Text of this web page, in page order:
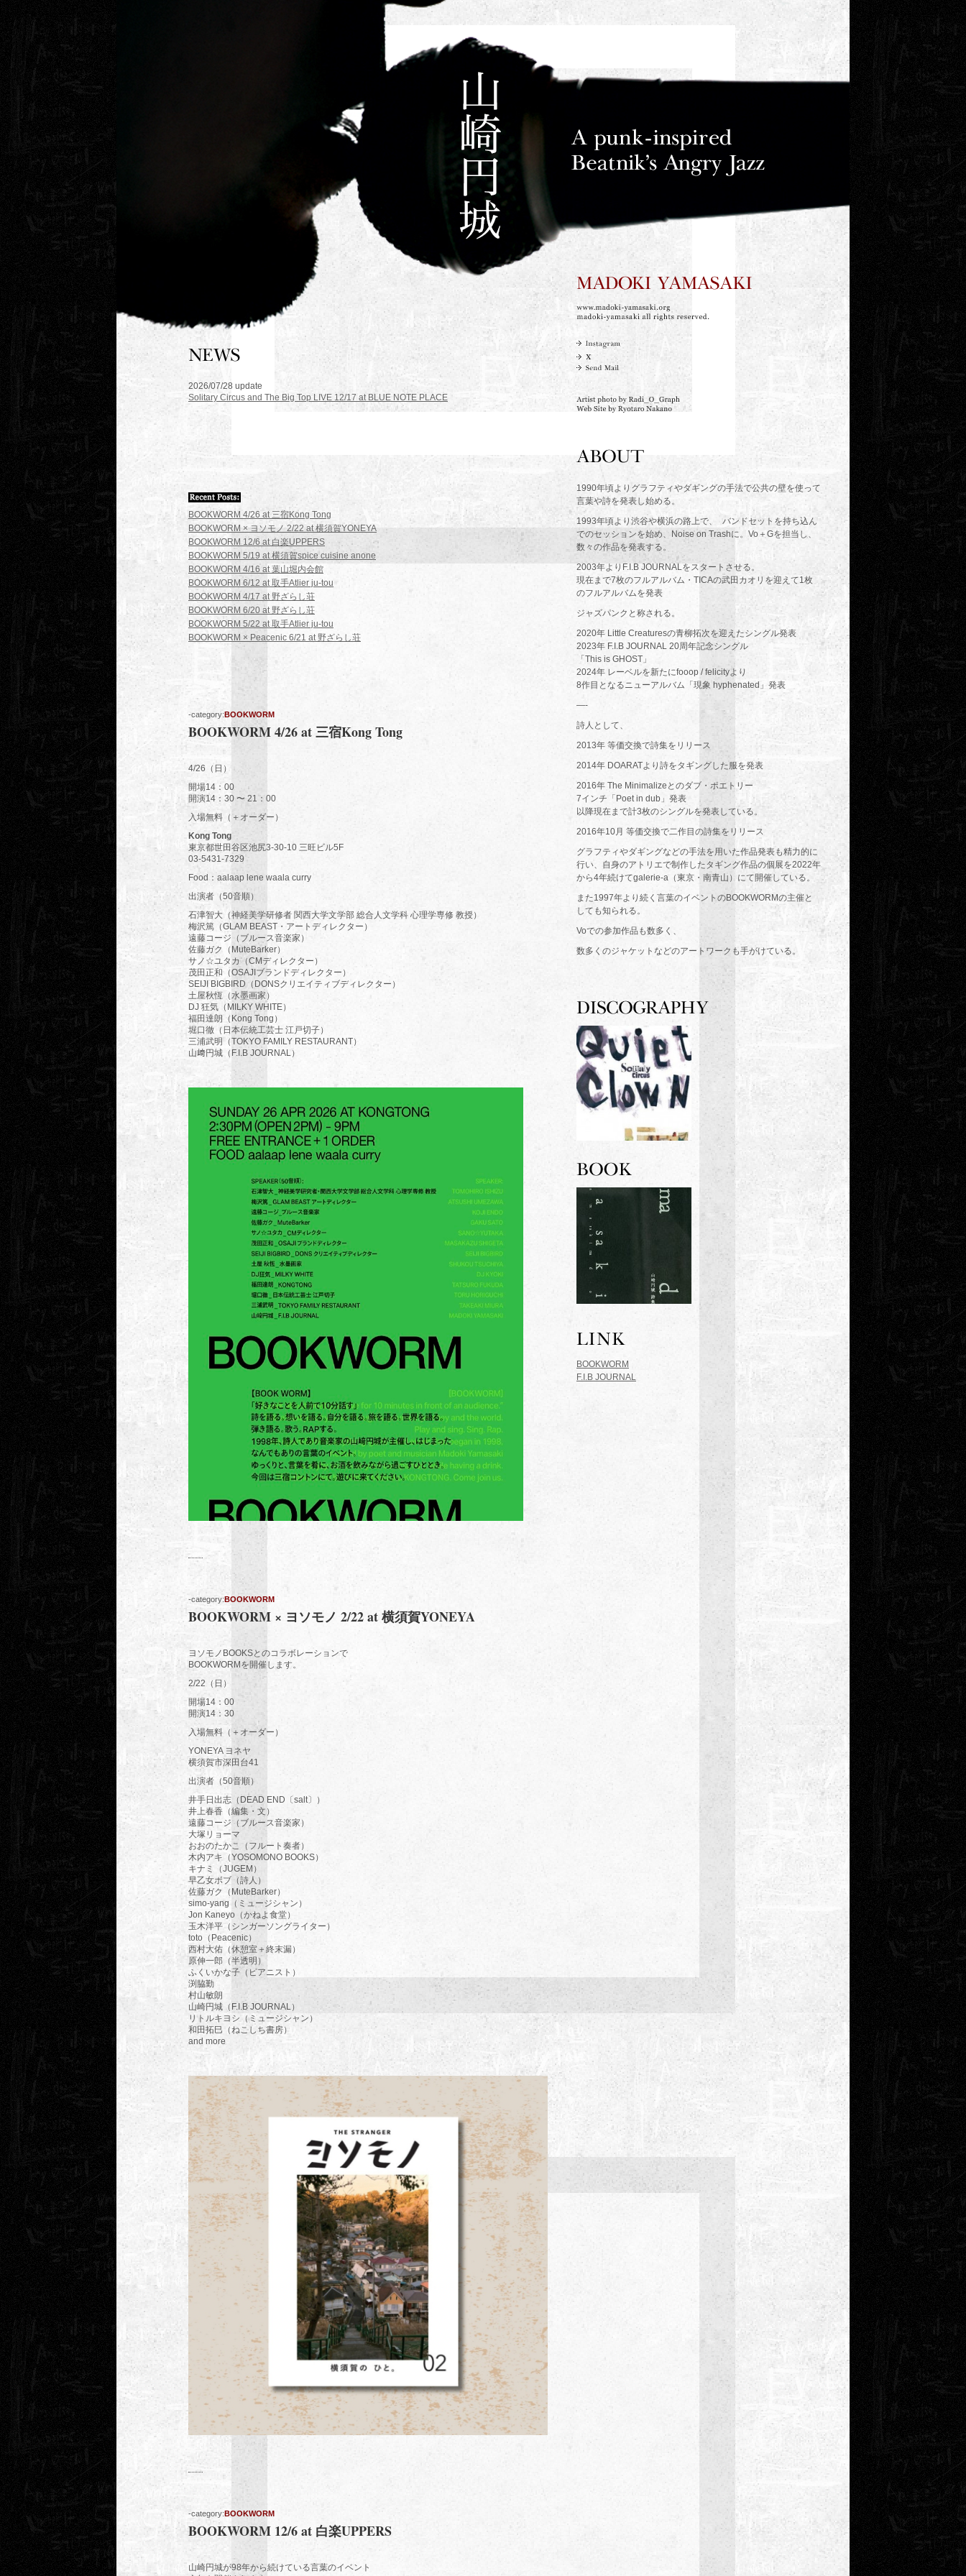
2026/07/28 update
Solitary Circus and The Big Top LIVE 12/17 at BLUE NOTE PLACE
BOOKWORM 4/26 at 三宿Kong Tong
BOOKWORM × ヨソモノ 2/22 at 横須賀YONEYA
BOOKWORM 12/6 at 白楽UPPERS
BOOKWORM 5/19 at 横須賀spice cuisine anone
BOOKWORM 4/16 at 葉山堀内会館
BOOKWORM 6/12 at 取手Atlier ju-tou
BOOKWORM 4/17 at 野ざらし荘
BOOKWORM 6/20 at 野ざらし荘
BOOKWORM 5/22 at 取手Atlier ju-tou
BOOKWORM × Peacenic 6/21 at 野ざらし荘
1990年頃よりグラフティやダギングの手法で公共の壁を使って
言葉や詩を発表し始める。
1993年頃より渋谷や横浜の路上で、 バンドセットを持ち込ん
でのセッションを始め、Noise on Trashに。Vo＋Gを担当し、
数々の作品を発表する。
2003年よりF.I.B JOURNALをスタートさせる。
現在まで7枚のフルアルバム・TICAの武田カオリを迎えて1枚
のフルアルバムを発表
ジャズパンクと称される。
2020年 Little Creaturesの青柳拓次を迎えたシングル発表
2023年 F.I.B JOURNAL 20周年記念シングル
「This is GHOST」
2024年 レーベルを新たにfooop / felicityより
8作目となるニューアルバム「現象 hyphenated」発表
—-
詩人として、
2013年 等価交換で詩集をリリース
2014年 DOARATより詩をタギングした服を発表
2016年 The Minimalizeとのダブ・ポエトリー
7インチ「Poet in dub」発表
以降現在まで計3枚のシングルを発表している。
2016年10月 等価交換で二作目の詩集をリリース
グラフティやダギングなどの手法を用いた作品発表も精力的に
行い、自身のアトリエで制作したタギング作品の個展を2022年
から4年続けてgalerie-a（東京・南青山）にて開催している。
また1997年より続く言葉のイベントのBOOKWORMの主催と
しても知られる。
Voでの参加作品も数多く、
数多くのジャケットなどのアートワークも手がけている。
-category:BOOKWORM
BOOKWORM 4/26 at 三宿Kong Tong
4/26（日）
開場14：00
開演14：30 〜 21：00
入場無料（＋オーダー）
Kong Tong
東京都世田谷区池尻3-30-10 三旺ビル5F
03-5431-7329
Food：aalaap lene waala curry
出演者（50音順）
石津智大（神経美学研修者 関西大学文学部 総合人文学科 心理学専修 教授）
梅沢篤（GLAM BEAST・アートディレクター）
遠藤コージ（ブルース音楽家）
佐藤ガク（MuteBarker）
サノ☆ユタカ（CMディレクター）
茂田正和（OSAJIブランドディレクター）
SEIJI BIGBIRD（DONSクリエイティブディレクター）
土屋秋恆（水墨画家）
DJ 狂気（MILKY WHITE）
福田達朗（Kong Tong）
堀口徹（日本伝統工芸士 江戸切子）
三浦武明（TOKYO FAMILY RESTAURANT）
山﨑円城（F.I.B JOURNAL）
-category:BOOKWORM
BOOKWORM × ヨソモノ 2/22 at 横須賀YONEYA
ヨソモノBOOKSとのコラボレーションで
BOOKWORMを開催します。
2/22（日）
開場14：00
開演14：30
入場無料（＋オーダー）
YONEYA ヨネヤ
横須賀市深田台41
出演者（50音順）
井手日出志（DEAD END〔salt〕）
井上春香（編集・文）
遠藤コージ（ブルース音楽家）
大塚リョーマ
おおのたかこ（フルート奏者）
木内アキ（YOSOMONO BOOKS）
キナミ（JUGEM）
早乙女ボブ（詩人）
佐藤ガク（MuteBarker）
simo-yang（ミュージシャン）
Jon Kaneyo（かねよ食堂）
玉木洋平（シンガーソングライター）
toto（Peacenic）
西村大佑（休憩室＋終末漏）
原伸一郎（半透明）
ふくいかな子（ピアニスト）
渕脇勤
村山敏朗
山崎円城（F.I.B JOURNAL）
リトルキヨシ（ミュージシャン）
和田拓巳（ねこしち書房）
and more
-category:BOOKWORM
BOOKWORM 12/6 at 白楽UPPERS
山崎円城が98年から続けている言葉のイベント
BOOKWORM
F.I.B JOURNAL